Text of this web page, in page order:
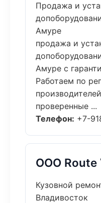
Продажа и
Амуре
продажа и
Амуре с
Работаем по
проверенные ...
Телефон: +7-
ООО Route
Кузовной
Владивосток